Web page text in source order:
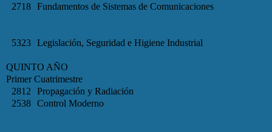
2718 Fundamentos de Sistemas de Comunicaciones
5323 Legislación, Seguridad e Higiene Industrial
QUINTO AÑO
Primer Cuatrimestre
2812
Propagación y Radiación
2538
Control Moderno